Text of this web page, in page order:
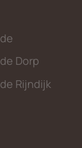
Dorp
Rijndijk